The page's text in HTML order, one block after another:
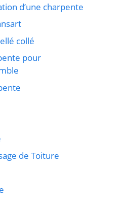
d’une charpente
collé
pour
de Toiture